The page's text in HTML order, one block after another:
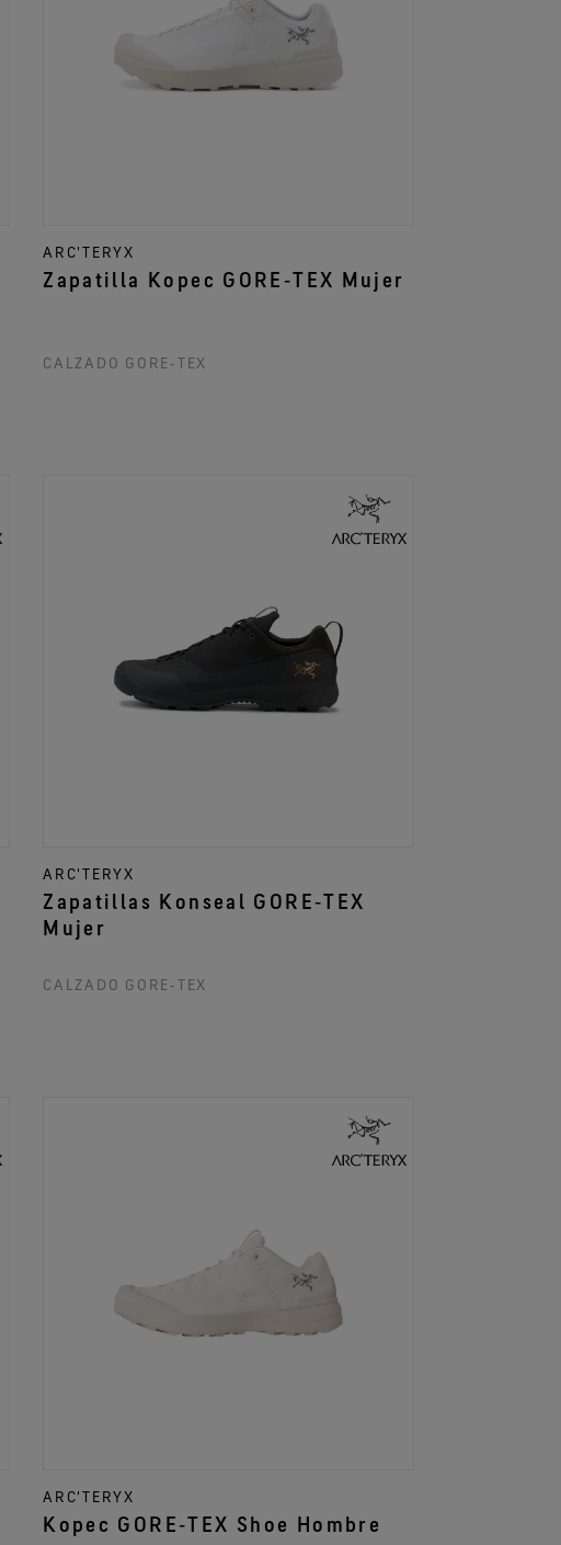
ARC'TERYX
Zapatilla Kopec GORE‑TEX Mujer
CALZADO GORE‑TEX
ARC'TERYX
Zapatillas Konseal GORE‑TEX
Mujer
CALZADO GORE‑TEX
ARC'TERYX
Kopec GORE‑TEX Shoe Hombre